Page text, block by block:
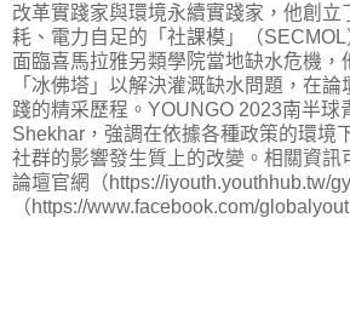
改革實踐家與環境永續實踐家，他創立
耗、電力自足的「社課模」（SECMOL
面臨喜馬拉雅另類學院當地缺水危機，
「冰佛塔」以解決灌溉缺水問題，在
踐的精采歷程。YOUNGO 2023南半球
Shekhar，強調在依據各種政策的環境
社群的影響發生質上的改變。相關資訊
論壇官網（https://iyouth.youthhub.tw/
（https://www.facebook.com/